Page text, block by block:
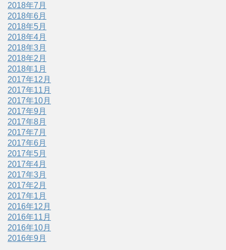
2018年7月
2018年6月
2018年5月
2018年4月
2018年3月
2018年2月
2018年1月
2017年12月
2017年11月
2017年10月
2017年9月
2017年8月
2017年7月
2017年6月
2017年5月
2017年4月
2017年3月
2017年2月
2017年1月
2016年12月
2016年11月
2016年10月
2016年9月